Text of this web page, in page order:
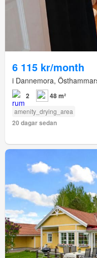
6 115 kr/month
i Dannemora,
2 48 m²
amenity_drying_area
20 dagar sedan